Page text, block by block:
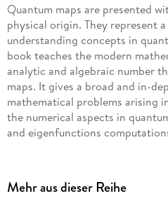
Quantum maps are presented
physical origin. They represent
understanding concepts in
book teaches the modern
analytic and algebraic number
maps. It gives a broad and in-
mathematical problems arising
the numerical aspects in
and eigenfunctions
Mehr aus dieser Reihe